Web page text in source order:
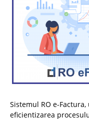
Sistemul RO e-
eficientizarea